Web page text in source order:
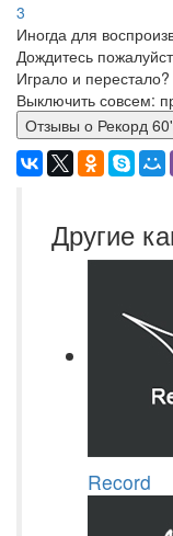
3
Иногда для
Дождитесь
Играло и
Выключить совсем:
Отзывы о
Другие
Record